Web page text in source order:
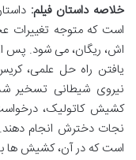
خلاصه داستان فیلم:
اش، ریگان، می شود. پس از
یافتن راه حل علمی،
نیروی شیطانی تسخیر
کشیش کاتولیک،
نجات دخترش انجام
است که در آن، کشیش ها